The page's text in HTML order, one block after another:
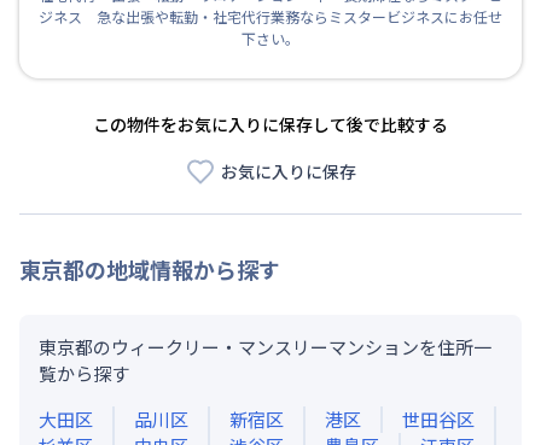
ジネス 急な出張や転勤・社宅代行業務ならミスタービジネスにお任せ
下さい。
この物件をお気に入りに保存して後で比較する
お気に入りに保存
東京都の地域情報から探す
東京都のウィークリー・マンスリーマンションを住所一
覧から探す
大田区
品川区 新宿区 港区
世田谷区